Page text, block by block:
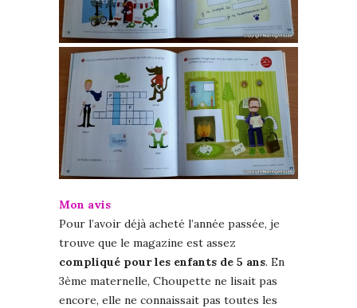
Mon avis
Pour l’avoir déjà acheté l’année passée, je
trouve que le magazine est assez
compliqué pour les enfants de 5 ans. En
3ème maternelle, Choupette ne lisait pas
encore, elle ne connaissait pas toutes les